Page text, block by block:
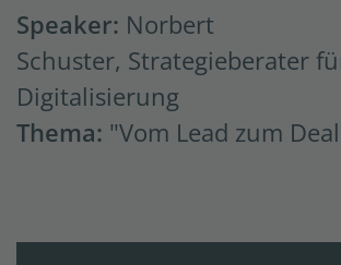
Speaker: Norbert
Schuster, Strategieberater
Digitalisierung
Thema: "Vom Lead zum